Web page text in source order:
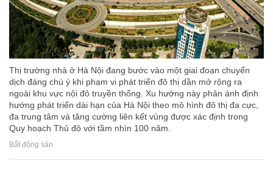
Thị trường nhà ở Hà Nội đang bước vào một giai đoạn chuyển
dịch đáng chú ý khi phạm vi phát triển đô thị dần mở rộng ra
ngoài khu vực nội đô truyền thống. Xu hướng này phản ánh định
hướng phát triển dài hạn của Hà Nội theo mô hình đô thị đa cực,
đa trung tâm và tăng cường liên kết vùng được xác định trong
Quy hoạch Thủ đô với tầm nhìn 100 năm.
Bất động sản